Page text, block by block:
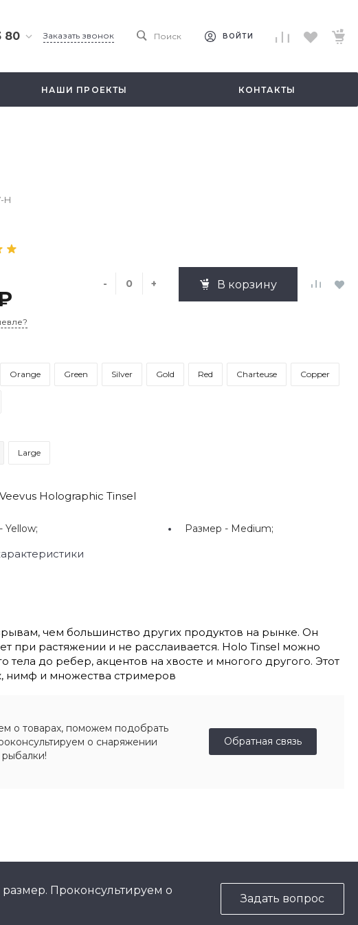
80 Заказать звонок Поиск ВОЙТИ
НАШИ ПРОЕКТЫ КОНТАКТЫ
H
- + В корзину
Orange Green Silver Gold Red Charteuse Copper
Large
Holographic Tinsel
Yellow; Размер - Medium;
чем большинство других продуктов на рынке. Он
при растяжении и не расслаивается. Holo Tinsel можно
тела до ребер, акцентов на хвосте и многого другого. Этот
нимф и множества стримеров
о товарах, поможем подобрать
о снаряжении
Обратная связь
Проконсультируем о
Задать вопрос